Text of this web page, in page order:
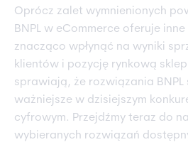
Oprócz zalet wymnienionych
BNPL w eCommerce oferuje
znacząco wpłynąć na wyniki
klientów i pozycję rynkową
sprawiają, że rozwiązania
ważniejsze w dzisiejszym
cyfrowym. Przejdźmy teraz do
wybieranych rozwiązań